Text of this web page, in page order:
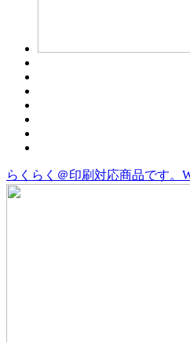
らくらく＠印刷対応商品です。